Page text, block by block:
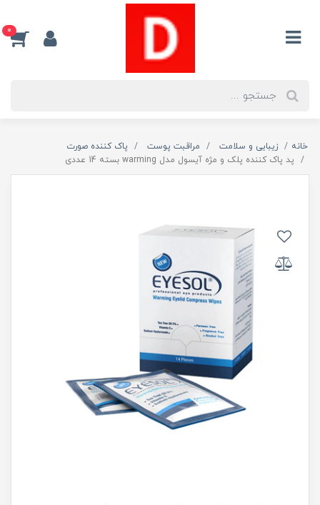
0
خانه زیبایی و سلامت مراقبت پوست
پاک کننده صورت
پد پاک کننده پلک و مژه آیسول مدل warming بسته 14 عددی